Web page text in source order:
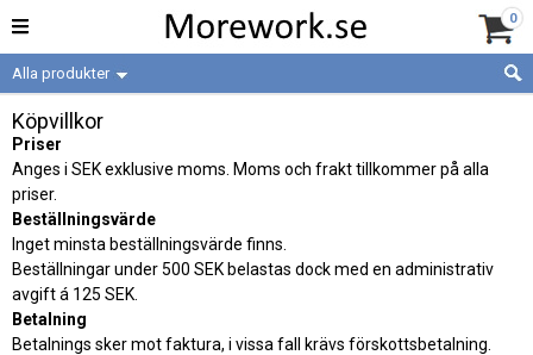
0
Alla produkter
Köpvillkor
Priser
Anges i SEK exklusive moms. Moms och frakt tillkommer på alla
priser.
Beställningsvärde
Inget minsta beställningsvärde finns.
Beställningar under 500 SEK belastas dock med en administrativ
avgift á 125 SEK.
Betalning
Betalnings sker mot faktura, i vissa fall krävs förskottsbetalning.